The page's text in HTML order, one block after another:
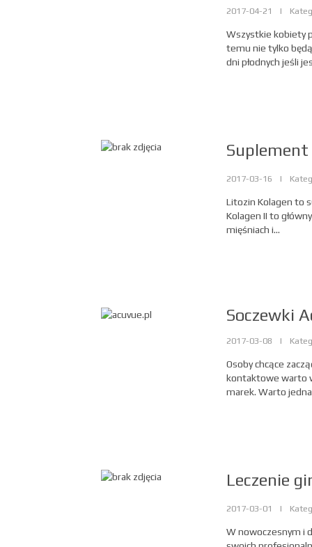
2017-04-21 |
Wszystkie kobiety
temu nie tylko
dni płodnych jeśli
2017-03-16 |
Litozin Kolagen to
Kolagen II to
mięśniach i...
Soczewki
2017-03-08 |
Osoby chcące
kontaktowe warto
marek. Warto
Leczenie
2017-03-01 |
W nowoczesnym i